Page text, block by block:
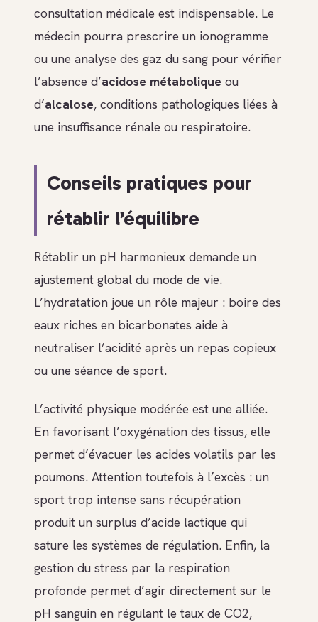
consultation médicale est indispensable. Le
médecin pourra prescrire un ionogramme
ou une analyse des gaz du sang pour vérifier
l’absence d’acidose métabolique ou
d’alcalose, conditions pathologiques liées à
une insuffisance rénale ou respiratoire.
Conseils pratiques pour
rétablir l’équilibre
Rétablir un pH harmonieux demande un
ajustement global du mode de vie.
L’hydratation joue un rôle majeur : boire des
eaux riches en bicarbonates aide à
neutraliser l’acidité après un repas copieux
ou une séance de sport.
L’activité physique modérée est une alliée.
En favorisant l’oxygénation des tissus, elle
permet d’évacuer les acides volatils par les
poumons. Attention toutefois à l’excès : un
sport trop intense sans récupération
produit un surplus d’acide lactique qui
sature les systèmes de régulation. Enfin, la
gestion du stress par la respiration
profonde permet d’agir directement sur le
pH sanguin en régulant le taux de CO2,